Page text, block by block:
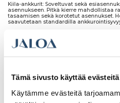
Tämä sivusto käyttää evästeitä
Käytämme evästeitä
Kiila-ankkurit: Soveltuvat sekä
asennukseen. Pitkä kierre mahdollistaa
tasaamisen sekä korotetut asennukset.
saavutetaan standardilla
Tutustu myös